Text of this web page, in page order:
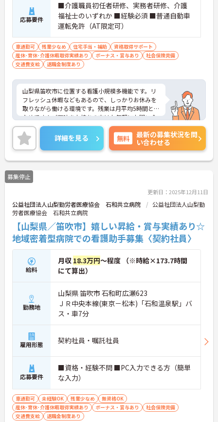
応募要件
■介護職員初任者研修、実務者研修、介護
福祉士のいずれか ■経験必須 ■普通自動車
運転免許（AT限定可）
車通勤可 残業少なめ 住宅手当・補助
資格取得サポート
産休･育休･介護休暇取得実績あり
ボーナス・賞与あり
社会保険完備
交通費支給
退職金制度あり
山梨県笛吹市に位置する看護小規模多機能です。リ
フレッシュ休暇などもあるので、しっかりお休みを
取りながら働ける環境です。残業は月平均5時間と少
なめです！ご興味をお持ちの方はお気軽にお問い合
わせください。
詳細を見る 無料
最新の募集状況を問
い合わせる
募集停止
更新日：2025年12月11日
公益社団法人山梨勤労者医療協会 石和共立病院
公益社団法人山梨勤
労者医療協会 石和共立病院
【山梨県／笛吹市】嬉しい昇給・賞与実績あり☆
地域密着型病院での看護助手募集〈契約社員〉
給料
月収 18.3万円～程度 （※時給×173.7時間
にて算出）
勤務地
山梨県 笛吹市 石和町広瀬623
ＪＲ中央本線(東京－松本)「石和温泉駅」バ
ス・車7分
雇用形態 契約社員・嘱託社員
応募要件
■資格・経験不問 ■PC入力できる方（簡単
な入力）
車通勤可 未経験OK 残業少なめ
無資格OK
産休･育休･介護休暇取得実績あり
ボーナス・賞与あり
社会保険完備
交通費支給
退職金制度あり